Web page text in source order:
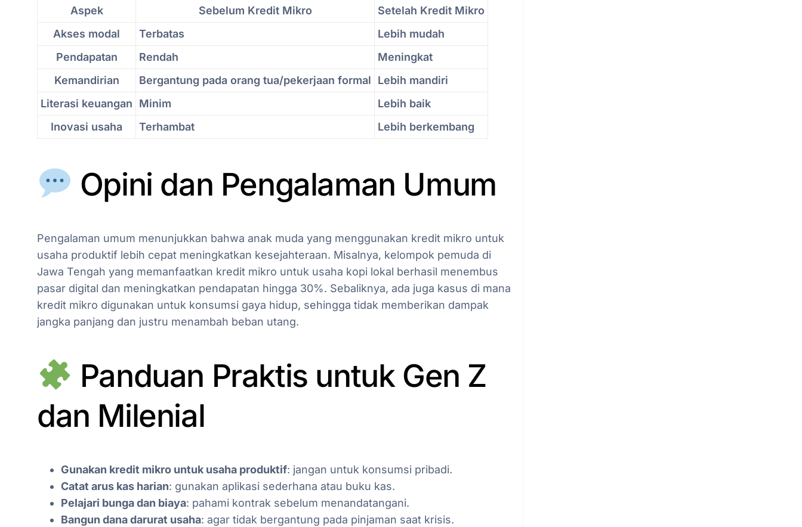
Aspek Sebelum Kredit Mikro
Setelah Kredit Mikro
Akses modal
Terbatas
Lebih mudah
Pendapatan
Rendah
Meningkat
Kemandirian
Bergantung pada orang tua/pekerjaan formal
Lebih mandiri
Literasi keuangan
Minim
Lebih baik
Inovasi usaha
Terhambat Lebih berkembang
Opini dan Pengalaman Umum
Pengalaman umum menunjukkan bahwa anak muda yang menggunakan kredit mikro untuk
usaha produktif lebih cepat meningkatkan kesejahteraan. Misalnya, kelompok pemuda di
Jawa Tengah yang memanfaatkan kredit mikro untuk usaha kopi lokal berhasil menembus
pasar digital dan meningkatkan pendapatan hingga 30%. Sebaliknya, ada juga kasus di mana
kredit mikro digunakan untuk konsumsi gaya hidup, sehingga tidak memberikan dampak
jangka panjang dan justru menambah beban utang.
Panduan Praktis untuk Gen Z
dan Milenial
Gunakan kredit mikro untuk usaha produktif: jangan untuk konsumsi pribadi.
Catat arus kas harian: gunakan aplikasi sederhana atau buku kas.
Pelajari bunga dan biaya: pahami kontrak sebelum menandatangani.
Bangun dana darurat usaha: agar tidak bergantung pada pinjaman saat krisis.